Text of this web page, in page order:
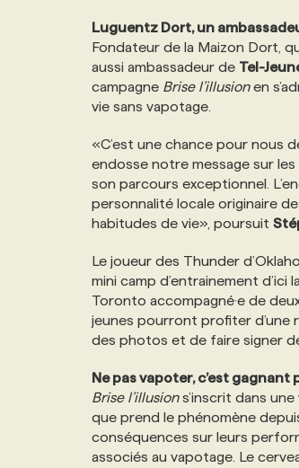
NOS TARIFS
PROGRAMMES DE SUBVENTIONS
ANNONCEZ AVEC NOUS
ANNONCEZ AVEC NOUS
Luguentz Dort, un
Fondateur de la Maizon Dort,
aussi ambassadeur de Tel-
campagne Brise l’illusionen
vie sans vapotage.
«C’est une chance pour nous
endosse notre message sur
son parcours exceptionnel.
personnalité locale originaire
habitudes de vie», poursuit
Le joueur des Thunder
mini camp d’entrainement d’ici
Toronto accompagné·e de
jeunes pourront profiter d’une
des photos et de faire signer
Ne pas vapoter, c’est gagnant
Brise l’illusions’inscrit dans
que prend le phénomène
conséquences sur leurs
associés au vapotage. Le